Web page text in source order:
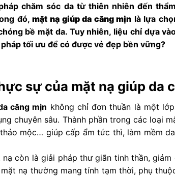
chăm sóc da từ thiên nhiên đến
đó,mặt nạ giúp da căng mịn là lựa
bề mặt da. Tuy nhiên, liệu chỉ dựa
pháp tối ưu để có được vẻ đẹp bền vững?
sự của mặt nạ giúp da
căng mịn không chỉ đơn thuần là một
chuyên sâu. Thành phần trong các loại
mộc… giúp cấp ẩm tức thì, làm mềm
nạ còn là giải pháp thư giãn tinh thần,
nạ thường mang tính tạm thời, phụ